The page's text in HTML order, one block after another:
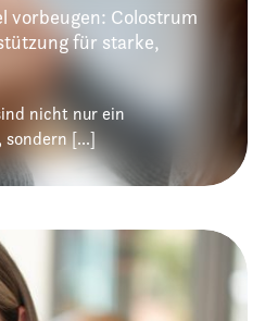
vorbeugen: Colostrum
für starke,
nicht nur ein
sondern [...]